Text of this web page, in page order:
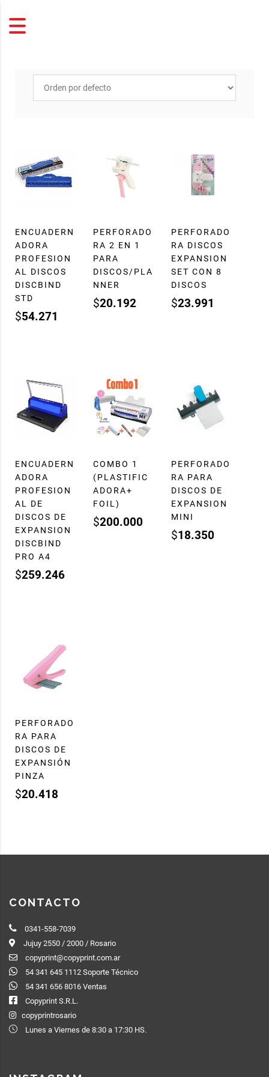
ENCUADERN
ADORA
PROFESION
AL DISCOS
DISCBIND
STD
$54.271
PERFORADO
RA 2 EN 1
PARA
DISCOS/PLA
NNER
$20.192
PERFORADO
RA DISCOS
EXPANSION
SET CON 8
DISCOS
$23.991
ENCUADERN
ADORA
PROFESION
AL DE
DISCOS DE
EXPANSION
DISCBIND
PRO A4
$259.246
COMBO 1
(PLASTIFIC
ADORA+
FOIL)
$200.000
PERFORADO
RA PARA
DISCOS DE
EXPANSION
MINI
$18.350
PERFORADO
RA PARA
DISCOS DE
EXPANSIÓN
PINZA
$20.418
CONTACTO
0341-558-7039
Jujuy 2550 / 2000 / Rosario
copyprint@copyprint.com.ar
54 341 645 1112 Soporte Técnico
54 341 656 8016 Ventas
Copyprint S.R.L.
copyprintrosario
Lunes a Viernes de 8:30 a 17:30 HS.